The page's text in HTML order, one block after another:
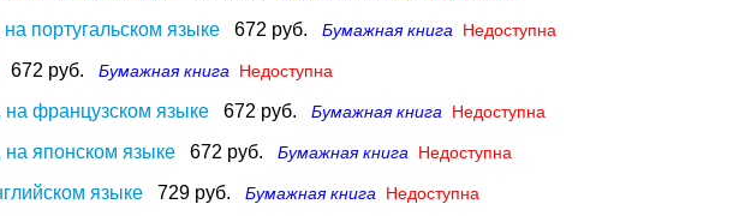
португальском языке 672 руб. Бумажная книга Недоступна
672 руб. Бумажная книга Недоступна
на французском языке 672 руб. Бумажная книга Недоступна
на японском языке 672 руб. Бумажная книга Недоступна
языке 729 руб. Бумажная книга Недоступна